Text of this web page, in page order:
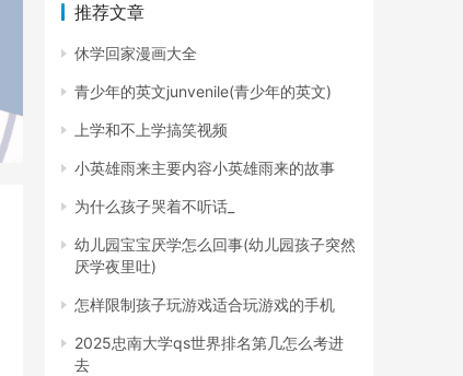
推荐文章
休学回家漫画大全
青少年的英文junvenile(青少年的英文)
上学和不上学搞笑视频
小英雄雨来主要内容小英雄雨来的故事
为什么孩子哭着不听话_
幼儿园宝宝厌学怎么回事(幼儿园孩子突然
厌学夜里吐)
怎样限制孩子玩游戏适合玩游戏的手机
2025忠南大学qs世界排名第几怎么考进
去